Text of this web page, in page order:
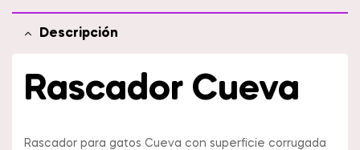
Descripción
Rascador Cueva
Rascador para gatos Cueva con superficie corrugada